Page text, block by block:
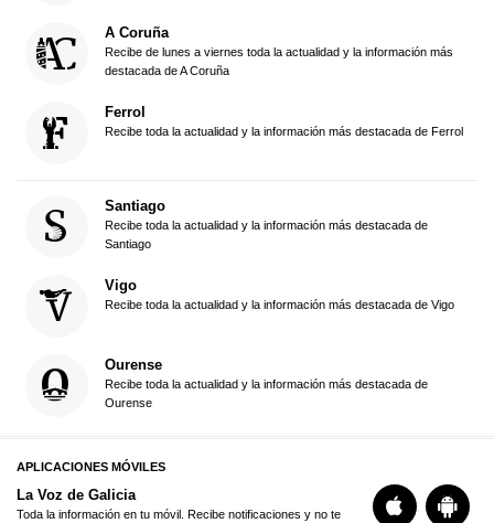
A Coruña
Recibe de lunes a viernes toda la actualidad y la información más
destacada de A Coruña
Ferrol
Recibe toda la actualidad y la información más destacada de Ferrol
Santiago
Recibe toda la actualidad y la información más destacada de
Santiago
Vigo
Recibe toda la actualidad y la información más destacada de Vigo
Ourense
Recibe toda la actualidad y la información más destacada de
Ourense
APLICACIONES MÓVILES
La Voz de Galicia
Toda la información en tu móvil. Recibe notificaciones y no te